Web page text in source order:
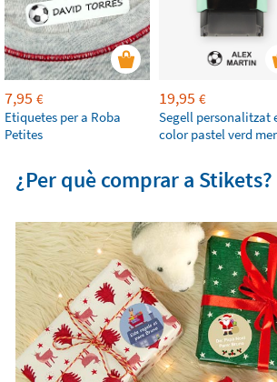
7,95 €
Etiquetes per a Roba
Petites
19,95 €
Segell personalitzat
color pastel verd
¿Per què comprar a Stikets?